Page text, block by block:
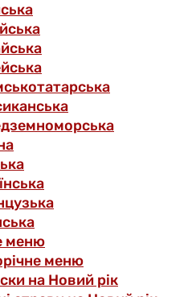
меню
меню
на Новий рік